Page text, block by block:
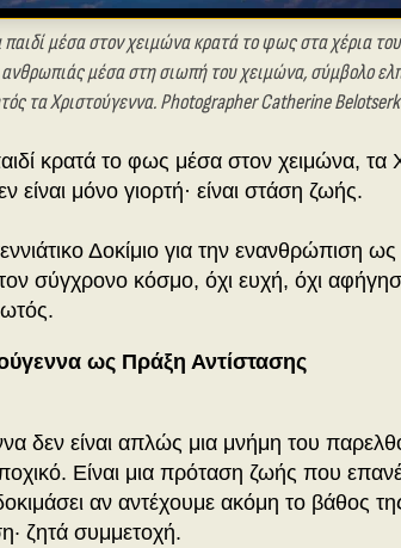
παιδί μέσα στον χειμώνα κρατά το φως στα χέρια
μέσα στη σιωπή του χειμώνα, σύμβολο
τα Χριστούγεννα. Photographer Catherine
κρατά το φως μέσα στον χειμώνα, τα
είναι μόνο γιορτή· είναι στάση ζωής.
Δοκίμιο για την ενανθρώπιση
σύγχρονο κόσμο, όχι ευχή, όχι
ως Πράξη Αντίστασης
δεν είναι απλώς μια μνήμη του
Είναι μια πρόταση ζωής που
αν αντέχουμε ακόμη το βάθος
ζητά συμμετοχή.